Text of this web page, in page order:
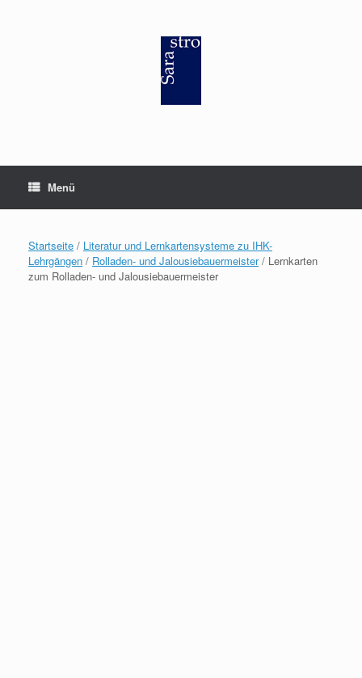
Menü
Startseite / Literatur und Lernkartensysteme zu IHK-
Lehrgängen / Rolladen- und Jalousiebauermeister/ Lernkarten
zum Rolladen- und Jalousiebauermeister